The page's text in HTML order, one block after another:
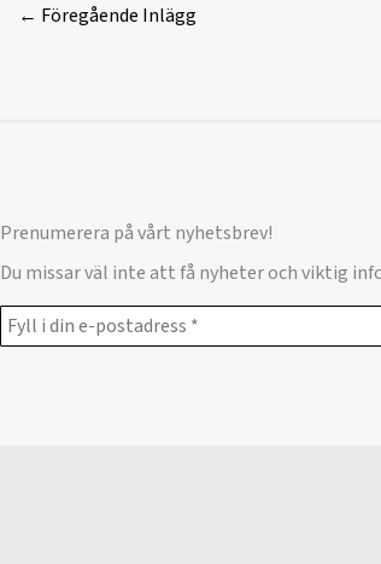
← Föregående Inlägg
Prenumerera på vårt nyhetsbrev!
Du missar väl inte att få nyheter och viktig